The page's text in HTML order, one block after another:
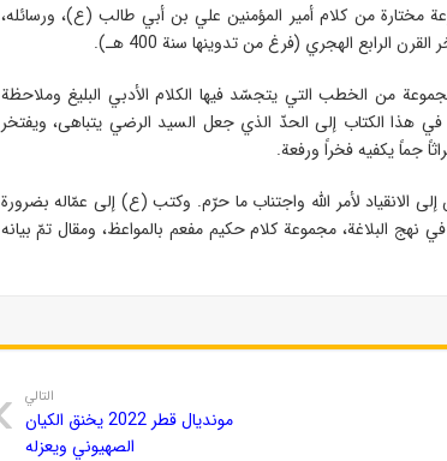
مختارة من كلام أمير المؤمنين علي بن أبي طالب (ع)، ورسائله،
الرابع الهجري (فرغ من تدوينها سنة 400 هـ).
من الخطب التي يتجسّد فيها الكلام الأدبي البليغ وملاحظة
هذا الكتاب إلى الحدّ الذي جعل السيد الرضي يتباهى، ويفتخر
جماً يكفيه فخراً ورفعة.
الانقياد لأمر الله واجتناب ما حرّم. وكتب (ع) إلى عمّاله بضرورة
نهج البلاغة، مجموعة كلام حكيم مفعم بالمواعظ، ومقال تمّ بيانه
التالي
مونديال قطر 2022 يخنق الكيان
الصهيوني ويعزله